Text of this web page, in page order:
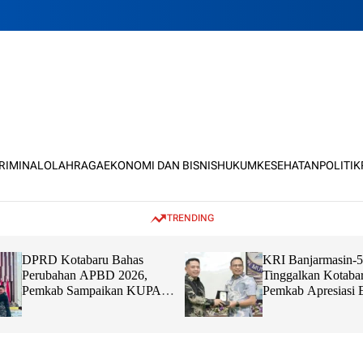
OLAHRAGAEKONOMI DAN BISNISHUKUMKESEHATANPOLITIK
TRENDING
DPRD Kotabaru Bahas
Perubahan APBD 2026,
Pemkab Sampaikan KUPA
dan PPAS
KRI Banjarmasin-
Tinggalkan
Pemkab Apresiasi
dan Sinergi TNI
Masyarakat